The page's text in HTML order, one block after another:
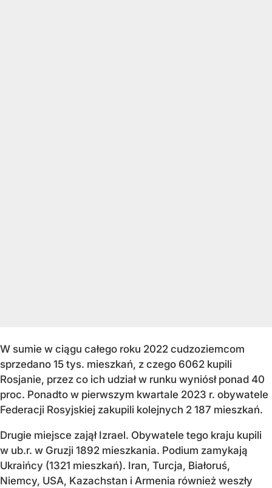
W sumie w ciągu całego roku 2022 cudzoziemcom
sprzedano 15 tys. mieszkań, z czego 6062 kupili
Rosjanie, przez co ich udział w runku wyniósł ponad 40
proc. Ponadto w pierwszym kwartale 2023 r. obywatele
Federacji Rosyjskiej zakupili kolejnych 2 187 mieszkań.
Drugie miejsce zajął Izrael. Obywatele tego kraju kupili
w ub.r. w Gruzji 1892 mieszkania. Podium zamykają
Ukraińcy (1321 mieszkań). Iran, Turcja, Białoruś,
Niemcy, USA, Kazachstan i Armenia również weszły